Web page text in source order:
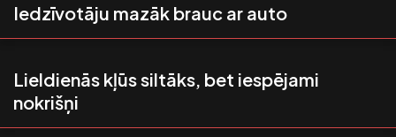
Iedzīvotāju mazāk brauc ar auto
Lieldienās kļūs siltāks, bet iespējami
nokrišņi